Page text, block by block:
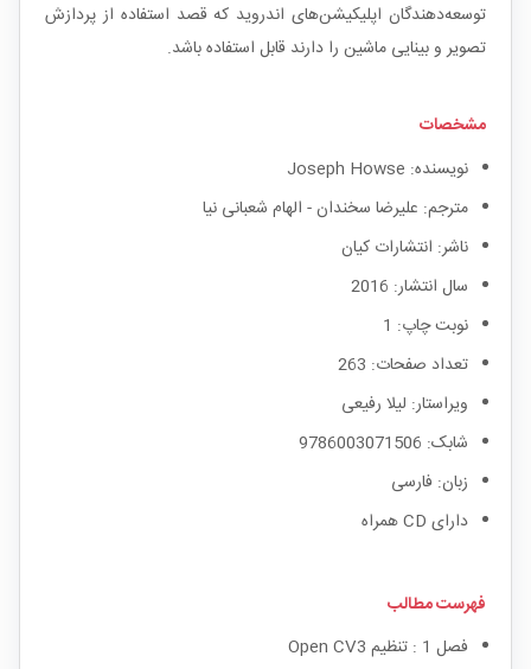
توسعه‌دهندگان اپلیکیشن‌های اندروید که قصد استفاده از پردازش
تصویر و بینایی ماشین را دارند قابل استفاده باشد.
مشخصات
نویسنده: Joseph Howse
مترجم: علیرضا سخندان - الهام شعبانی نیا
ناشر: انتشارات کیان
سال انتشار: 2016
نوبت چاپ: 1
تعداد صفحات: 263
ویراستار: لیلا رفیعی
شابک: 9786003071506
زبان: فارسی
دارای CD همراه
فهرست مطالب
فصل 1 : تنظیم Open CV3